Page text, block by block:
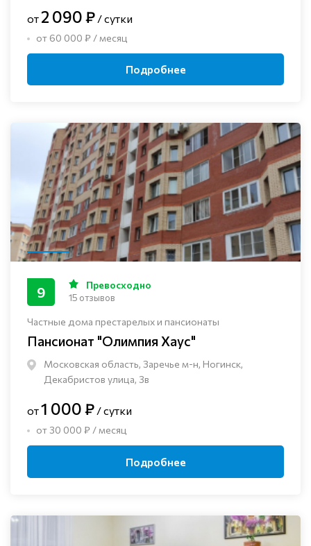
от 2 090 ₽ / сутки
от 60 000 ₽ / месяц
Подробнее
Частные дома престарелых и пансионаты
Пансионат "Олимпия Хаус"
Московская область, Заречье м-н, Ногинск, ​
Декабристов улица, 3в
9 Превосходно
15 отзывов
от1 000 ₽ / сутки
от 30 000 ₽ / месяц
Подробнее